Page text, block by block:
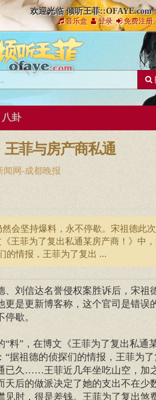
欢迎光临 倾听王菲::OFAYE.com
音乐盒 登录 免费注册
八卦
菲与房产商私通
闻网-成都晚报
会坚持爆料，永不停歇。宋祖德此
王菲为了复出私通某房产商！》中
的情报，王菲为了复出 ...
、刘信达名誉侵权案胜诉后，宋祖
更是更新博客称，这个官司是错误
歇。
“料”，在博文《王菲为了复出私通
“据祖德的侦探们的情报，王菲为了
已久……王菲近几年坐吃山空，加
天后的做派决定了她的支出不在少
见肘，很是差钱。王菲为了复出煞